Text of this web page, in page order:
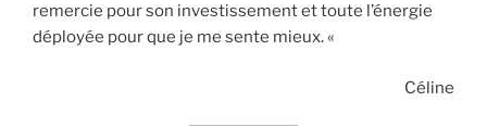
remercie pour son investissement et toute l’énergie
déployée pour que je me sente mieux. «
Céline